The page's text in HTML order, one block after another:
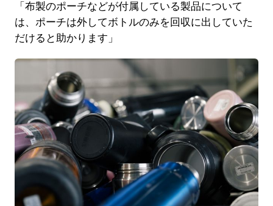
「布製のポーチなどが付属している製品について
は、ポーチは外してボトルのみを回収に出していた
だけると助かります」